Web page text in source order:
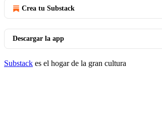
Crea tu Substack
Descargar la app
Substack es el hogar de la gran cultura